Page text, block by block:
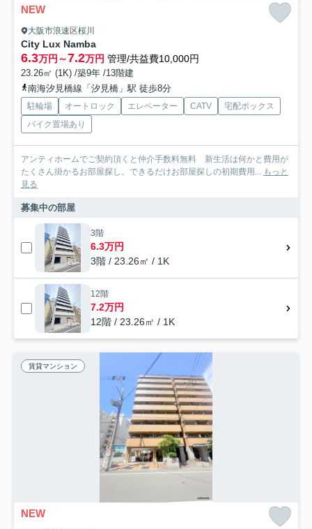
NEW
大阪市浪速区桜川
City Lux Namba
6.3万円～7.2万円 管理/共益費10,000円
23.26㎡ (1K) /築9年 /13階建
南海汐見橋線「汐見橋」駅 徒歩8分
駐輪場 オートロック エレベーター CATV
宅配ボックス
バイク置場あり
アンティホームでご契約頂くと仲介手数料無料 新生活は何かと費用が
たくさん掛かるお部屋探し。できるだけお部屋探しの初期費用... もっと
見る
募集中の部屋
3階
6.3万円
3階 / 23.26㎡ / 1K
12階
7.2万円
12階 / 23.26㎡ / 1K
賃貸マンション
NEW